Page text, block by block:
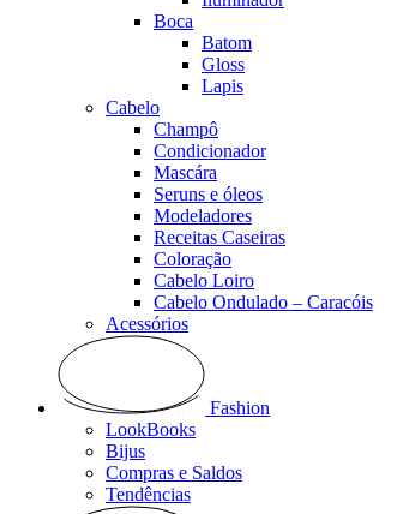
Boca
Batom
Gloss
Lapis
Cabelo
Champô
Condicionador
Mascára
Seruns e óleos
Modeladores
Receitas Caseiras
Coloração
Cabelo Loiro
Cabelo Ondulado – Caracóis
Acessórios
Fashion
LookBooks
Bijus
Compras e Saldos
Tendências